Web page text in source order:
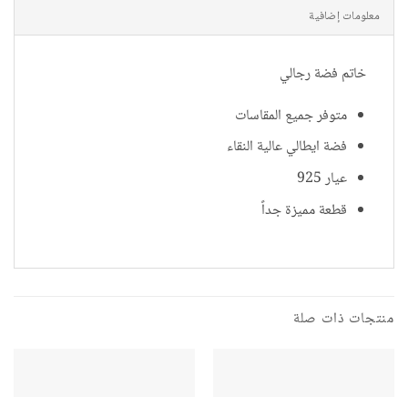
معلومات إضافية
خاتم فضة رجالي
متوفر جميع المقاسات
فضة ايطالي عالية النقاء
عيار 925
قطعة مميزة جداً
منتجات ذات صلة